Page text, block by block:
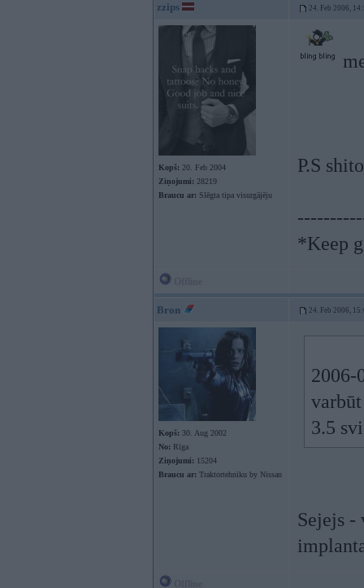
zzips 24. Feb 2006,
Kopš: 20. Feb 2004
Ziņojumi: 28219
Braucu ar: Slēgta tipa visurgājēju
P.S
*Keep
Bron 24. Feb 2006,
Kopš: 30. Aug 2002
No: Rīga
Ziņojumi: 15204
Braucu ar: Traktortehniku by Nissan
2006-
3.5
Sejejs -